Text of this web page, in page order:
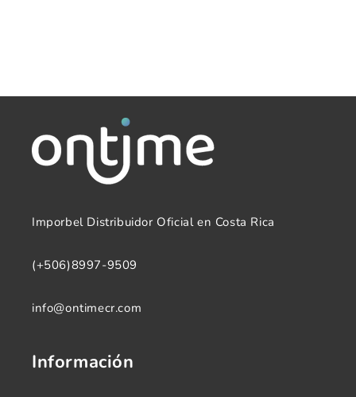
Imporbel Distribuidor Oficial en Costa Rica
(+506)8997-9509
info@ontimecr.com
Información